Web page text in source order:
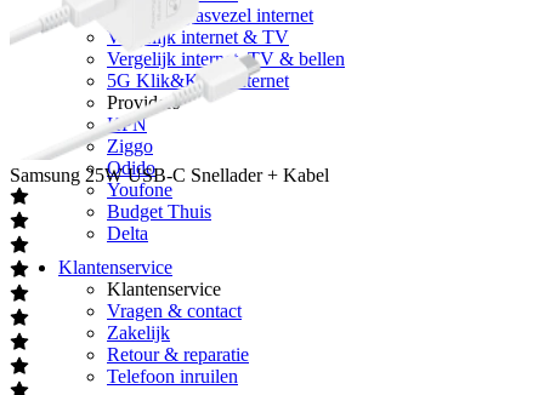
Vergelijk glasvezel internet
Vergelijk internet & TV
Vergelijk internet, TV & bellen
5G Klik&Klaar internet
Providers
KPN
Ziggo
Odido
Youfone
Budget Thuis
Delta
Klantenservice
Klantenservice
Vragen & contact
Zakelijk
Retour & reparatie
Telefoon inruilen
Samsung 25W USB-C Snellader + Kabel